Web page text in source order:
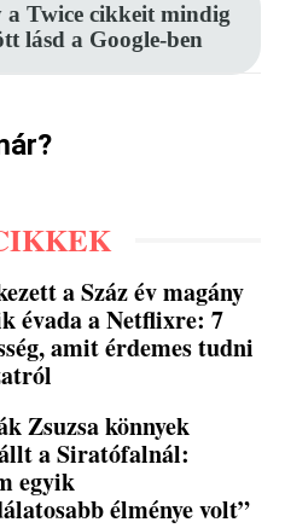
a Twice cikkeit mindig
lásd a Google-ben
a Száz év magány
évada a Netflixre: 7
amit érdemes tudni
Zsuzsa könnyek
a Siratófalnál:
egyik
élménye volt”